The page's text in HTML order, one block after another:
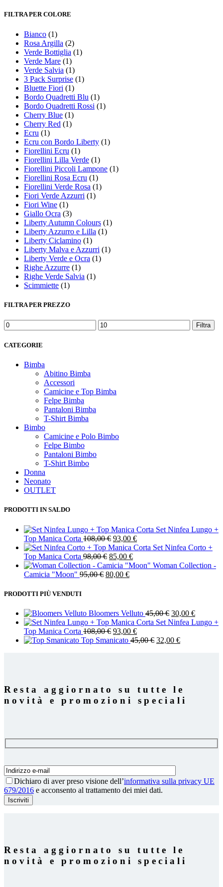
FILTRA PER COLORE
Bianco (1)
Rosa Argilla (2)
Verde Bottiglia (1)
Verde Mare (1)
Verde Salvia (1)
3 Pack Surprise (1)
Bluette Fiori (1)
Bordo Quadretti Blu (1)
Bordo Quadretti Rossi (1)
Cherry Blue (1)
Cherry Red (1)
Ecru (1)
Ecru con Bordo Liberty (1)
Fiorellini Ecru (1)
Fiorellini Lilla Verde (1)
Fiorellini Piccoli Lampone (1)
Fiorellini Rosa Ecru (1)
Fiorellini Verde Rosa (1)
Fiori Verde Azzurri (1)
Fiori Wine (1)
Giallo Ocra (3)
Liberty Autumn Colours (1)
Liberty Azzurro e Lilla (1)
Liberty Ciclamino (1)
Liberty Malva e Azzurri (1)
Liberty Verde e Ocra (1)
Righe Azzurre (1)
Righe Verde Salvia (1)
Scimmiette (1)
FILTRA PER PREZZO
Prezzo
Min
Prezzo
Max
Filtra
CATEGORIE
Bimba
Abitino Bimba
Accessori
Camicine e Top Bimba
Felpe Bimba
Pantaloni Bimba
T-Shirt Bimba
Bimbo
Camicine e Polo Bimbo
Felpe Bimbo
Pantaloni Bimbo
T-Shirt Bimbo
Donna
Neonato
OUTLET
PRODOTTI IN SALDO
Set Ninfea Lungo +
Top Manica Corta 108,00€ Il
prezzo
originale
era:
108,00 €.
93,00 €Il
prezzo
è:
Set Ninfea Corto +
Top Manica Corta 98,00€ Il
prezzo
originale
85,00 €Il
prezzoWoman Collection -
Camicia "Moon" 95,00€ Il
95,00 €.
80,00 €Il
80,00 €.
PRODOTTI PIÙ VENDUTI
Bloomers Velluto 45,00€ Il
prezzo
era:
30,00 €Il
prezzo
Set Ninfea Lungo +
Top Manica Corta 108,00€ Il
prezzo
93,00 €Il
prezzo
Top Smanicato 45,00€ Il
32,00 €Il
Resta aggiornato su tutte le
novità e promozioni speciali
Dichiaro di aver preso visione dell’informativa sulla privacy UE
679/2016 e acconsento al trattamento dei miei dati.
Resta aggiornato su tutte le
novità e promozioni speciali